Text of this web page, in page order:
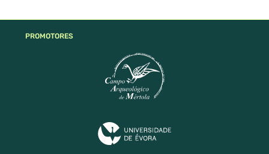
PROMOTORES